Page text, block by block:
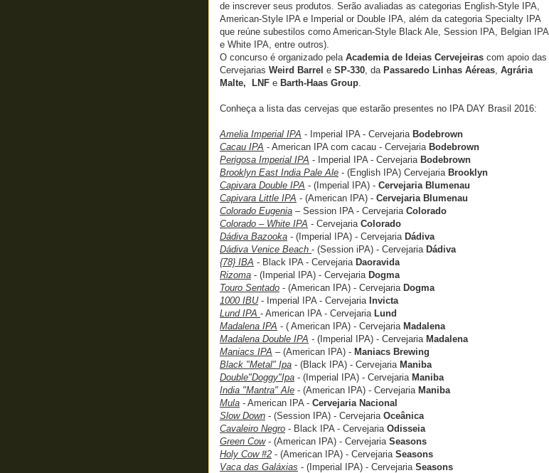
de inscrever seus produtos. Serão avaliadas as categorias English-Style IPA,
American-Style IPA e Imperial or Double IPA, além da categoria Specialty IPA
que reúne subestilos como American-Style Black Ale, Session IPA, Belgian IPA
e White IPA, entre outros).
O concurso é organizado pela Academia de Ideias Cervejeiras com apoio das
Cervejarias Weird Barrel e SP-330, da Passaredo Linhas Aéreas, Agrária
Malte, LNF e Barth-Haas Group.
Conheça a lista das cervejas que estarão presentes no IPA DAY Brasil 2016:
Amelia Imperial IPA - Imperial IPA - Cervejaria Bodebrown
Cacau IPA - American IPA com cacau - Cervejaria Bodebrown
Perigosa Imperial IPA - Imperial IPA - Cervejaria Bodebrown
Brooklyn East India Pale Ale - (English IPA) Cervejaria Brooklyn
Capivara Double IPA - (Imperial IPA) - Cervejaria Blumenau
Capivara Little IPA - (American IPA) - Cervejaria Blumenau
Colorado Eugenia – Session IPA - Cervejaria Colorado
Colorado – White IPA - Cervejaria Colorado
Dádiva Bazooka - (Imperial IPA) - Cervejaria Dádiva
Dádiva Venice Beach - (Session iPA) - Cervejaria Dádiva
{78} IBA - Black IPA - Cervejaria Daoravida
Rizoma - (Imperial IPA) - Cervejaria Dogma
Touro Sentado - (American IPA) - Cervejaria Dogma
1000 IBU- Imperial IPA - Cervejaria Invicta
Lund IPA - American IPA - Cervejaria Lund
Madalena IPA - ( American IPA) - Cervejaria Madalena
Madalena Double IPA - (Imperial IPA) - Cervejaria Madalena
Maniacs IPA – (American IPA) - Maniacs Brewing
Black "Metal" Ipa - (Black IPA) - Cervejaria Maniba
Double"Doggy"Ipa - (Imperial IPA) - Cervejaria Maniba
India "Mantra" Ale - (American IPA) - Cervejaria Maniba
Mula - American IPA - Cervejaria Nacional
Slow Down - (Session IPA) - Cervejaria Oceânica
Cavaleiro Negro - Black IPA - Cervejaria Odisseia
Green Cow- (American IPA) - Cervejaria Seasons
Holy Cow #2 - (American IPA) - Cervejaria Seasons
Vaca das Galáxias - (Imperial IPA) - Cervejaria Seasons